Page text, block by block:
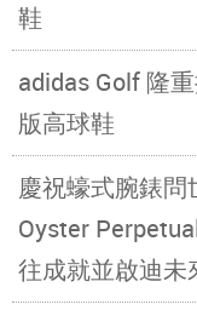
鞋
adidas Golf 隆
版高球鞋
慶祝蠔式腕錶
Oyster
往成就並啟迪未